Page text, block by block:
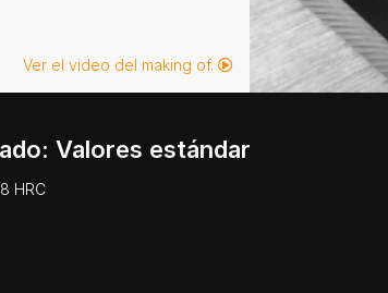
Ver el video del making of.
Valores estándar
HRC